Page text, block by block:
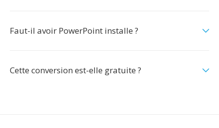
Faut-il avoir PowerPoint installe ?
Cette conversion est-elle gratuite ?